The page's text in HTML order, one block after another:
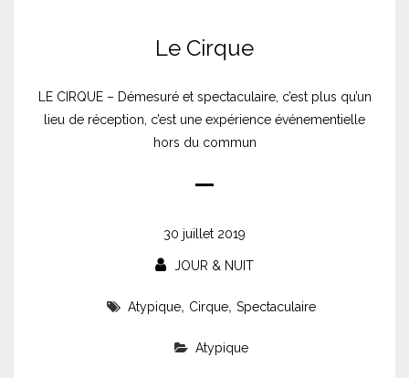
Le Cirque
LE CIRQUE – Démesuré et spectaculaire, c’est plus qu’un
lieu de réception, c’est une expérience événementielle
hors du commun
30 juillet 2019
JOUR & NUIT
Atypique, Cirque, Spectaculaire
Atypique